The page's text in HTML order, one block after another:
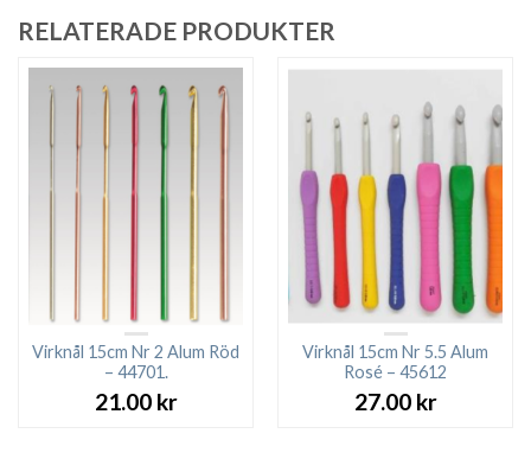
RELATERADE PRODUKTER
Virknål 15cm Nr 2 Alum Röd
– 44701.
21.00 kr
Virknål 15cm Nr 5.5 Alum
Rosé – 45612
27.00 kr